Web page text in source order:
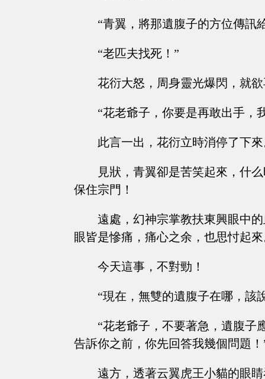
“青翼，將那遺腹子的方位傳訊
“老匹夫找死！”
花衍大怒，周身靈光爆閃，就
“花老爺子，你要是再敢出手，
此言一出，花衍立時消停了下
見狀，青翼卻是苦笑起來，什
保住宗門！
遠處，幻神宗掌教扶東興眼中
眼皆是慘痛，痛心之余，也思忖起
今天這事，不對勁！
“現在，無雙的遺腹子在哪，該
“花老爺子，不要著急，遺腹子
告訴你之前，你先回答我幾個問題！
遠方，透著云翼虎王小貓的眼